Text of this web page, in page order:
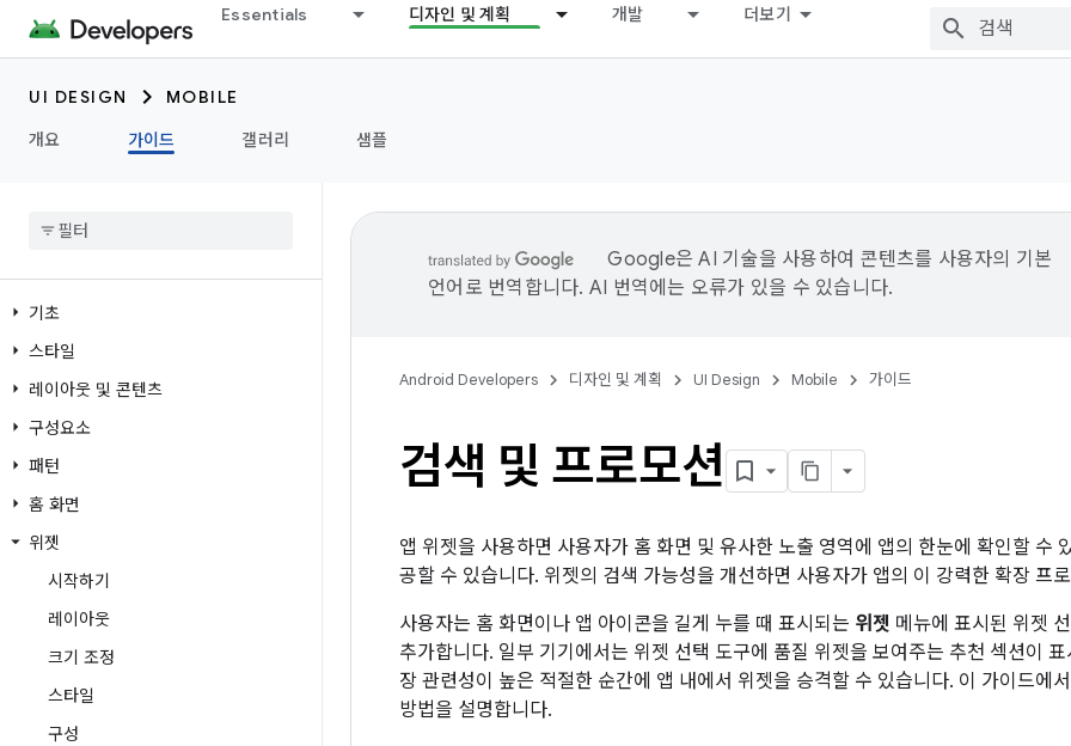
Essentials 디자인 및 계획 개발 더보기
UI DESIGN
MOBILE
개요
가이드 갤러리 샘플
기초
스타일
레이아웃 및 콘텐츠
구성요소
패턴
홈 화면
위젯
시작하기
레이아웃
크기 조정
스타일
구성
Google은 AI 기술을 사용하여 콘텐츠를 사용자의 기본
언어로 번역합니다. AI 번역에는 오류가 있을 수 있습니다.
Android Developers 디자인 및 계획 UI Design Mobile 가이드
검색 및 프로모션
앱 위젯을 사용하면 사용자가 홈 화면 및 유사한 노출 영역에 앱의 한눈에 확인할 수
공할 수 있습니다. 위젯의 검색 가능성을 개선하면 사용자가 앱의 이 강력한 확장 프
사용자는 홈 화면이나 앱 아이콘을 길게 누를 때 표시되는 위젯 메뉴에 표시된 위젯
추가합니다. 일부 기기에서는 위젯 선택 도구에 품질 위젯을 보여주는 추천 섹션이
장 관련성이 높은 적절한 순간에 앱 내에서 위젯을 승격할 수 있습니다. 이 가이드에
방법을 설명합니다.